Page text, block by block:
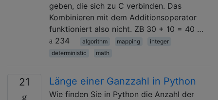
geben, die sich zu C verbinden. Das
Kombinieren mit dem Additionsoperator
funktioniert also nicht. ZB 30 + 10 = 40 …
234
algorithm mapping
integer
deterministic
math
21 Länge einer Ganzzahl in Python
Wie finden Sie in Python die Anzahl der